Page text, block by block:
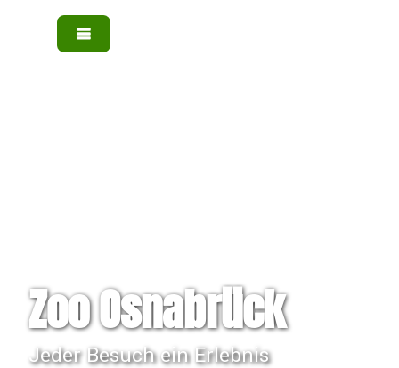
Zoo Osnabrück
Jeder Besuch ein Erlebnis